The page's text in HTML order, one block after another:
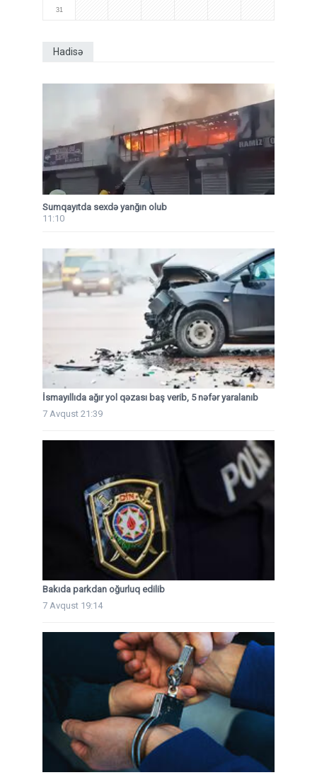
31
Hadisə
Sumqayıtda sexdə yanğın olub
11:10
İsmayıllıda ağır yol qəzası baş verib, 5 nəfər yaralanıb
7 Avqust 21:39
Bakıda parkdan oğurluq edilib
7 Avqust 19:14